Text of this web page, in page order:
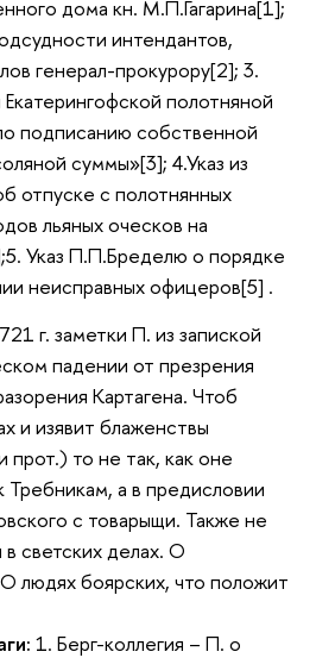
дома кн. М.П.Гагарина[1];
интендантов,
генерал-прокурору[2]; 3.
полотняной
подписанию собственной
суммы»[3]; 4.Указ из
отпуске с полотнянных
льяных оческов на
Указ П.П.Бределю о порядке
неисправных офицеров[5] .
г. заметки П. из запиской
падении от презрения
Картагена. Чтоб
и изявит блаженствы
то не так, как оне
Требникам, а в предисловии
с товарыщи. Также не
светских делах. О
людях боярских, что положит
1. Берг-коллегия – П. о